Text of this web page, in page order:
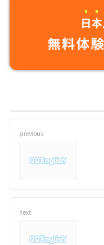
日
無料体
previous
next